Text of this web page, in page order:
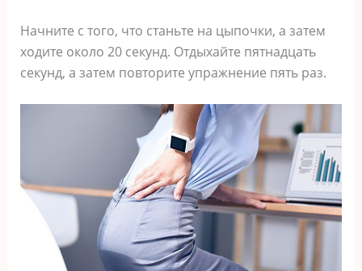
Начните с того, что станьте на цыпочки, а затем
ходите около 20 секунд. Отдыхайте пятнадцать
секунд, а затем повторите упражнение пять раз.